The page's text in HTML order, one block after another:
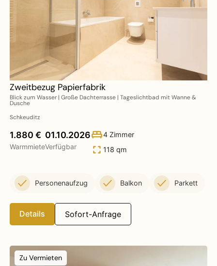
Zweitbezug Papierfabrik
Blick zum Wasser | Große Dachterrasse | Tageslichtbad mit Wanne &
Dusche
Schkeuditz
1.880 €
Warmmiete
01.10.2026
Verfügbar
4 Zimmer
118 qm
Personenaufzug Balkon Parkett
Details Sofort-Anfrage
Zu Vermieten